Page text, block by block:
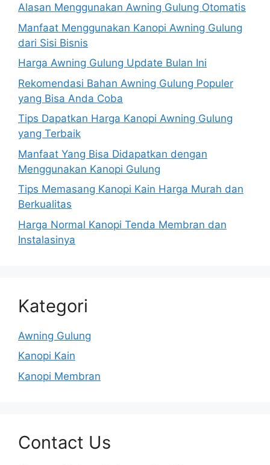
Alasan Menggunakan Awning Gulung Otomatis
Manfaat Menggunakan Kanopi Awning Gulung
dari Sisi Bisnis
Harga Awning Gulung Update Bulan Ini
Rekomendasi Bahan Awning Gulung Populer
yang Bisa Anda Coba
Tips Dapatkan Harga Kanopi Awning Gulung
yang Terbaik
Manfaat Yang Bisa Didapatkan dengan
Menggunakan Kanopi Gulung
Tips Memasang Kanopi Kain Harga Murah dan
Berkualitas
Harga Normal Kanopi Tenda Membran dan
Instalasinya
Kategori
Awning Gulung
Kanopi Kain
Kanopi Membran
Contact Us